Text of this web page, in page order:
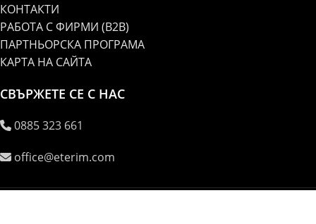
КОНТАКТИ
РАБОТА С ФИРМИ (B2B)
ПАРТНЬОРСКА ПРОГРАМА
КАРТА НА САЙТА
СВЪРЖЕТЕ СЕ С НАС
0885 323 661
office@eterim.com